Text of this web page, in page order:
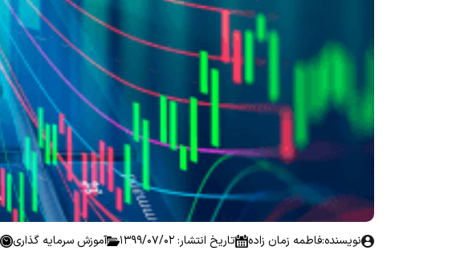
نویسنده:فاطمه زمان زاده تاریخ انتشار: 1399/07/02 آموزش سرمایه گذاری